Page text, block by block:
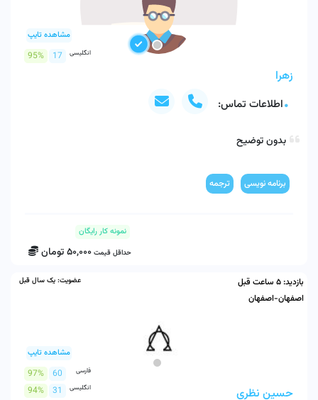
مشاهده تایپ
17
95% انگلیسی
زهرا
اطلاعات تماس:
برنامه نویسی ترجمه
بدون توضیح
نمونه کار رایگان
حداقل قیمت 50,000تومان
بازدید:5 ساعت قبل
اصفهان-اصفهان
عضویت: یک سال قبل
مشاهده تایپ
60
97% فارسی
31
94% انگلیسی حسین نظری